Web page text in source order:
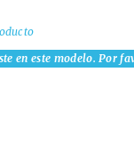
en este modelo. Por